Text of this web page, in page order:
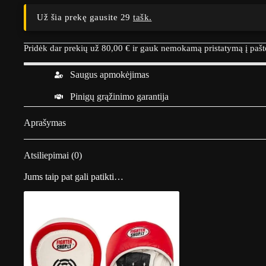
Už šia prekę gausite 29 tašk.
Pridėk dar prekių už 80,00 € ir gauk nemokamą pristatymą į
Saugus apmokėjimas
Pinigų grąžinimo garantija
Aprašymas
Atsiliepimai (0)
Jums taip pat gali patikti…